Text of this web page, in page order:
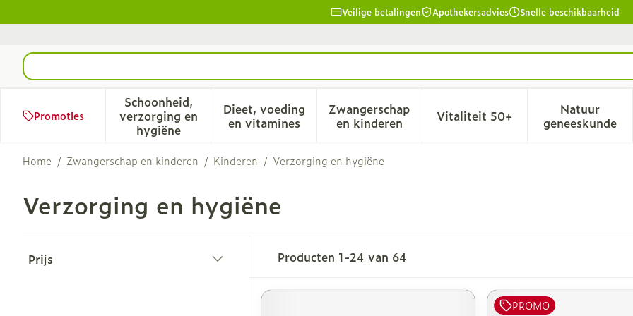
Veilige betalingen Apothekersadvies Snelle beschikbaarheid
Product, merk, categorie...
Promoties
Schoonheid,
verzorging en
hygiëne
Toon submenu voor Schoonheid, verzorging en hygiëne categorie
Dieet, voeding
en vitaminesToon submenu voor Dieet, voeding en vitamines categorie
Zwangerschap
en kinderenToon submenu voor Zwangerschap en
Vitaliteit 50+Toon submenu voor
Natuur
geneeskunde
Toon
Home / Zwangerschap en kinderen / Kinderen / Verzorging en hygiëne
Verzorging en hygiëne
Prijs
Producten 1-24 van 64
PROMO